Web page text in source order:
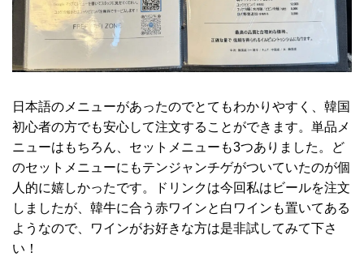
日本語のメニューがあったのでとてもわかりやすく、韓国
初心者の方でも安心して注文することができます。単品メ
ニューはもちろん、セットメニューも3つありました。ど
のセットメニューにもテンジャンチゲがついていたのが個
人的に嬉しかったです。ドリンクは今回私はビールを注文
しましたが、韓牛に合う赤ワインと白ワインも置いてある
ようなので、ワインがお好きな方は是非試してみて下さ
い！